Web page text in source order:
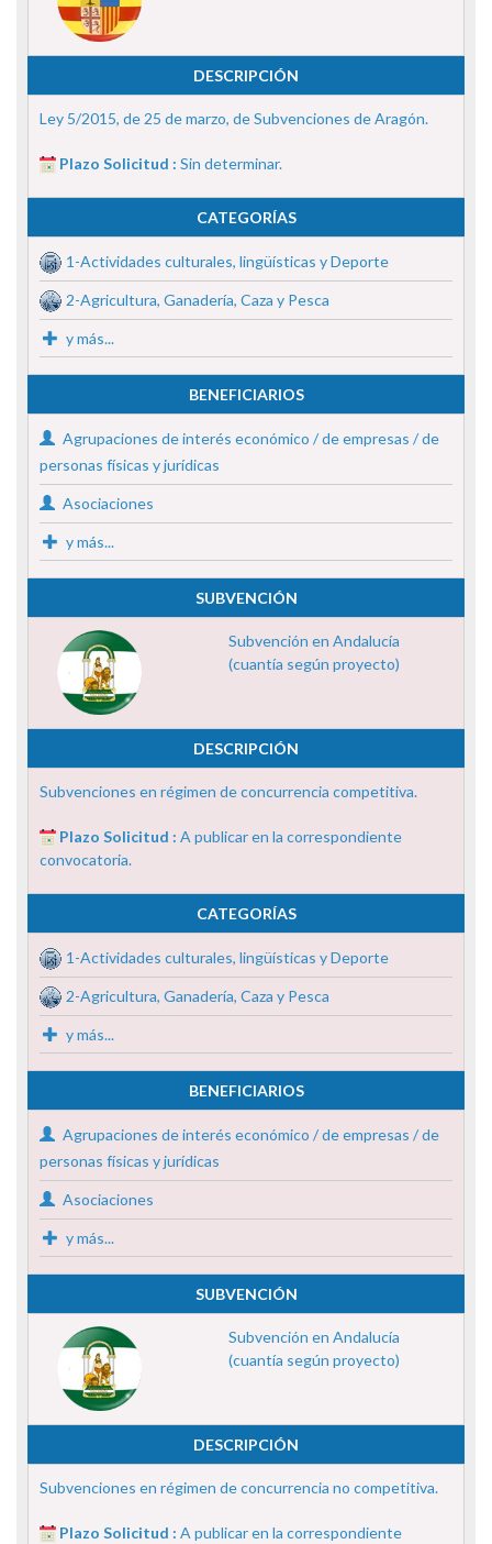
DESCRIPCIÓN
Ley 5/2015, de 25 de marzo, de Subvenciones de Aragón.
Plazo Solicitud : Sin determinar.
CATEGORÍAS
1-Actividades culturales, lingüísticas y Deporte
2-Agricultura, Ganadería, Caza y Pesca
y más...
BENEFICIARIOS
Agrupaciones de interés económico / de empresas / de
personas físicas y jurídicas
Asociaciones
y más...
SUBVENCIÓN
Subvención en Andalucía
(cuantía según proyecto)
DESCRIPCIÓN
Subvenciones en régimen de concurrencia competitiva.
Plazo Solicitud : A publicar en la correspondiente
convocatoria.
CATEGORÍAS
1-Actividades culturales, lingüísticas y Deporte
2-Agricultura, Ganadería, Caza y Pesca
y más...
BENEFICIARIOS
Agrupaciones de interés económico / de empresas / de
personas físicas y jurídicas
Asociaciones
y más...
SUBVENCIÓN
Subvención en Andalucía
(cuantía según proyecto)
DESCRIPCIÓN
Subvenciones en régimen de concurrencia no competitiva.
Plazo Solicitud : A publicar en la correspondiente